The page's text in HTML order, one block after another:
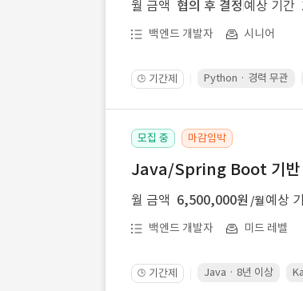
월 금액 협의 후 결정 예상 기간
백엔드 개발자 시니어
🕒 기간제 Python · 경력 무관
모집 중 마감임박
Java/Spring Boot 기반
월 금액 6,500,000원 /월예상
백엔드 개발자 미드 레벨
🕒 기간제 Java · 8년 이상